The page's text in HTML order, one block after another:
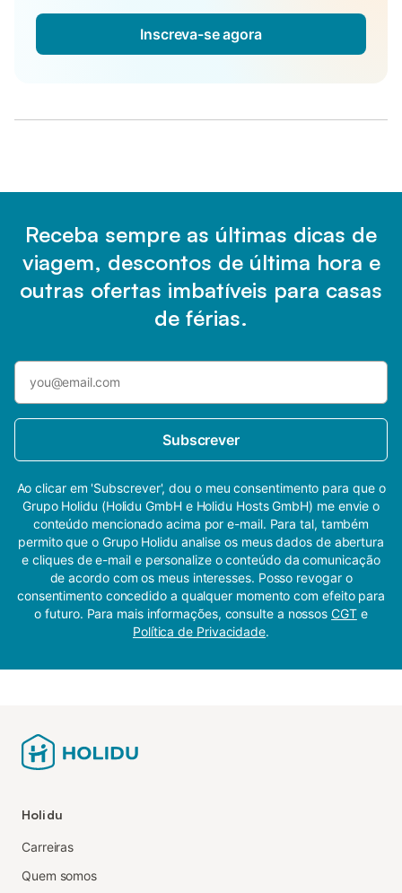
Inscreva-se agora
Receba sempre as últimas dicas de
viagem, descontos de última hora e
outras ofertas imbatíveis para casas
de férias.
Subscrever
Ao clicar em 'Subscrever', dou o meu consentimento para que o
Grupo Holidu (Holidu GmbH e Holidu Hosts GmbH) me envie o
conteúdo mencionado acima por e-mail. Para tal, também
permito que o Grupo Holidu analise os meus dados de abertura
e cliques de e-mail e personalize o conteúdo da comunicação
de acordo com os meus interesses. Posso revogar o
consentimento concedido a qualquer momento com efeito para
o futuro. Para mais informações, consulte a nossosCGTe
Política de Privacidade.
Holidu
Carreiras
Quem somos